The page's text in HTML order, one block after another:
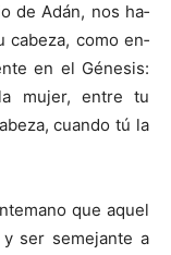
de Adán, nos ha­
cabeza, como en­
en el Génesis:
mujer, entre tu
cuando tú la
que aquel
ser semejante a